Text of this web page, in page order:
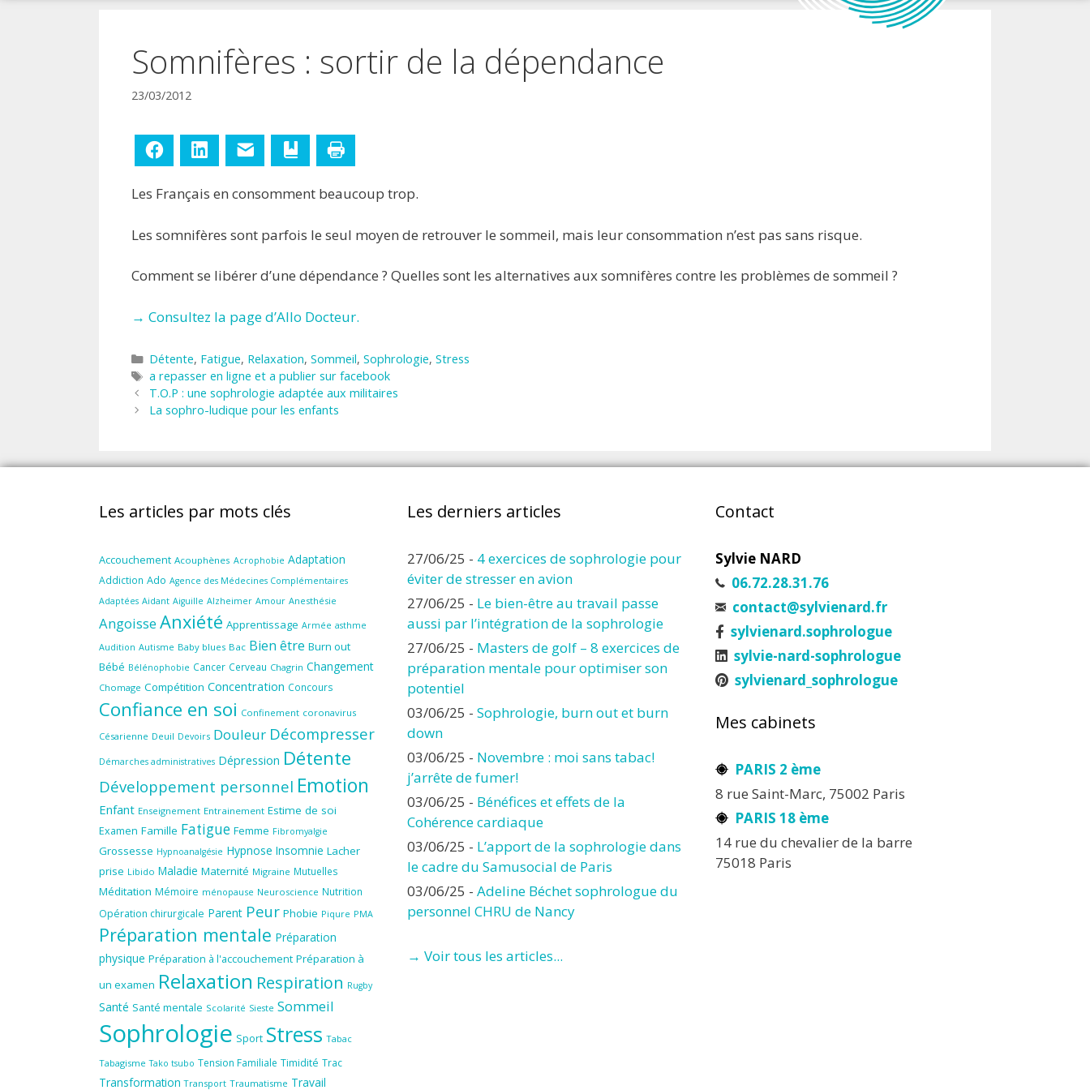
Somnifères : sortir de la dépendance
23/03/2012
Facebook LinkedIn Ajouter aux favoris
Les Français en consomment beaucoup trop.
Les somnifères sont parfois le seul moyen de retrouver le sommeil, mais leur consommation n’est pas sans risque.
Comment se libérer d’une dépendance ? Quelles sont les alternatives aux somnifères contre les problèmes de sommeil ?
→ Consultez la page d’Allo Docteur.
Catégories
Détente, Fatigue, Relaxation, Sommeil, Sophrologie, Stress
Étiquettes
a repasser en ligne et a publier sur facebook
T.O.P : une sophrologie adaptée aux militaires
La sophro-ludique pour les enfants
Les articles par mots clés
Accouchement Acouphènes Acrophobie Adaptation
Addiction Ado Agence des Médecines Complémentaires
Adaptées Aidant Aiguille Alzheimer Amour Anesthésie
Angoisse Anxiété Apprentissage Armée asthme
Audition Autisme Baby blues Bac Bien être Burn out
Bébé Bélénophobie Cancer Cerveau Chagrin Changement
Chomage Compétition Concentration Concours
Confiance en soi Confinement coronavirus
Césarienne Deuil Devoirs Douleur Décompresser
Démarches administratives Dépression Détente
Développement personnel Emotion
Enfant Enseignement Entrainement Estime de soi
Examen Famille Fatigue Femme Fibromyalgie
Grossesse Hypnoanalgésie Hypnose Insomnie Lacher
prise Libido Maladie Maternité Migraine Mutuelles
Méditation Mémoire ménopause Neuroscience Nutrition
Opération chirurgicale Parent Peur Phobie Piqure PMA
Préparation mentale Préparation
physique Préparation à l'accouchement Préparation à
un examen Relaxation Respiration Rugby
Santé Santé mentale Scolarité Sieste Sommeil
Sophrologie Sport Stress Tabac
Tabagisme Tako tsubo Tension Familiale Timidité Trac
Transformation Transport Traumatisme Travail
Les derniers articles
27/06/25 - 4 exercices de sophrologie pour
éviter de stresser en avion
27/06/25 - Le bien-être au travail passe
aussi par l’intégration de la sophrologie
27/06/25 - Masters de golf – 8 exercices de
préparation mentale pour optimiser son
potentiel
03/06/25 - Sophrologie, burn out et burn
down
03/06/25 - Novembre : moi sans tabac!
j’arrête de fumer!
03/06/25 - Bénéfices et effets de la
Cohérence cardiaque
03/06/25 - L’apport de la sophrologie dans
le cadre du Samusocial de Paris
03/06/25 - Adeline Béchet sophrologue du
personnel CHRU de Nancy
→ Voir tous les articles...
Contact
Sylvie NARD
06.72.28.31.76
contact@sylvienard.fr
sylvienard.sophrologue
sylvie-nard-sophrologue
sylvienard_sophrologue
Mes cabinets
PARIS 2 ème
8 rue Saint-Marc, 75002 Paris
PARIS 18 ème
14 rue du chevalier de la barre
75018 Paris